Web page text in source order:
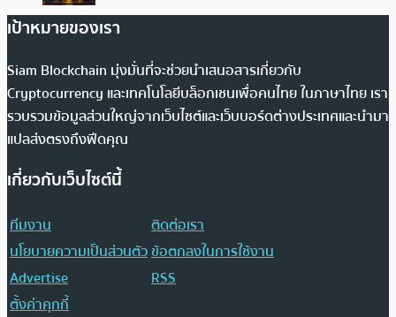
เป้าหมายของเรา
Siam Blockchain มุ่งมั่นที่จะช่วยนำเสนอสารเกี่ยวกับ
Cryptocurrency และเทคโนโลยีบล็อกเชนเพื่อคนไทย ในภาษาไทย เรา
รวบรวมข้อมูลส่วนใหญ่จากเว็บไซต์และเว็บบอร์ดต่างประเทศและนำมา
แปลส่งตรงถึงฟีดคุณ
เกี่ยวกับเว็บไซต์นี้
ทีมงาน
ติดต่อเรา
นโยบายความเป็นส่วนตัวข้อตกลงในการใช้งาน
Advertise
RSS
ตั้งค่าคุกกี้